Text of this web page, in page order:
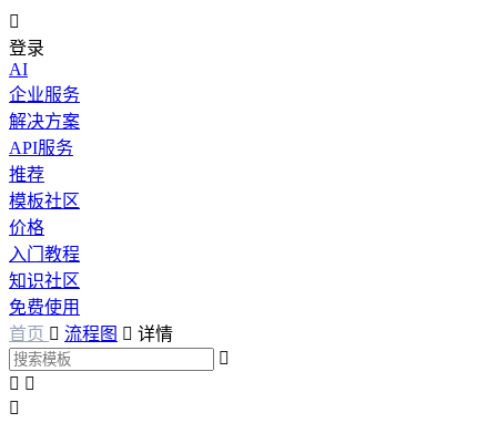

登录
AI
企业服务
解决方案
API服务
推荐
模板社区
价格
入门教程
知识社区
免费使用
首页  流程图  详情

 
